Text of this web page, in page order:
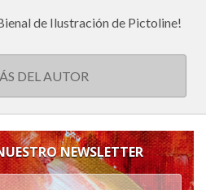
de Ilustración de Pictoline!
DEL AUTOR
NEWSLETTER